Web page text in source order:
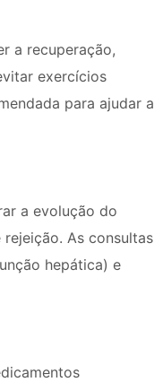
a recuperação,
exercícios
para ajudar a
a evolução do
As consultas
hepática) e